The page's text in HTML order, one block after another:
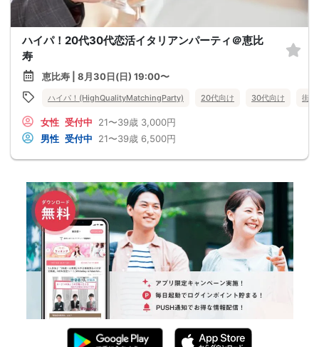
ハイパ！20代30代恋活イタリアンパーティ＠恵比
寿
恵比寿 | 8月30日(日) 19:00〜
ハイパ！(HighQualityMatchingParty) 20代向け 30代向け 街
女性 受付中 21〜39歳 3,000円
男性 受付中 21〜39歳 6,500円